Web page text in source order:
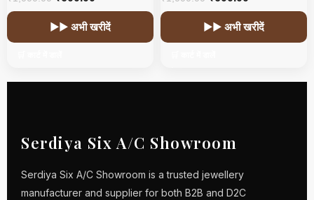
▶▶ अभी खरीदें ▶▶ अभी खरीदें
Serdiya Six A/C Showroom
Serdiya Six A/C Showroom is a trusted jewellery
manufacturer and supplier for both B2B and D2C